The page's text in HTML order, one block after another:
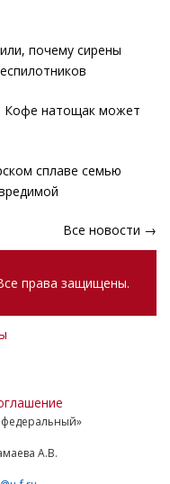
почему сирены
Кофе натощак может
сплаве семью
Все новости →
права защищены.
А.В.